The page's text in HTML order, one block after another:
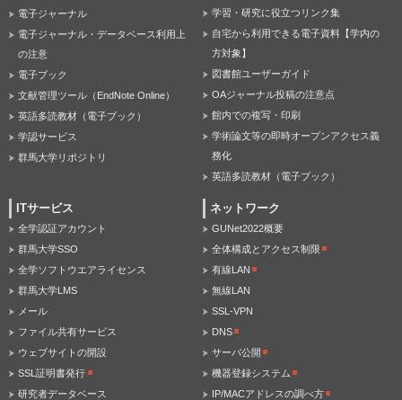
電子ジャーナル
電子ジャーナル・データベース利用上
の注意
電子ブック
文献管理ツール（EndNote Online）
英語多読教材（電子ブック）
学認サービス
群馬大学リポジトリ
学習・研究に役立つリンク集
自宅から利用できる電子資料【学内の
方対象】
図書館ユーザーガイド
OAジャーナル投稿の注意点
館内での複写・印刷
学術論文等の即時オープンアクセス義
務化
英語多読教材（電子ブック）
ITサービス
全学認証アカウント
群馬大学SSO
全学ソフトウエアライセンス
群馬大学LMS
メール
ファイル共有サービス
ウェブサイトの開設
SSL証明書発行
研究者データベース
ネットワーク
GUNet2022概要
全体構成とアクセス制限
有線LAN
無線LAN
SSL-VPN
DNS
サーバ公開
機器登録システム
IP/MACアドレスの調べ方